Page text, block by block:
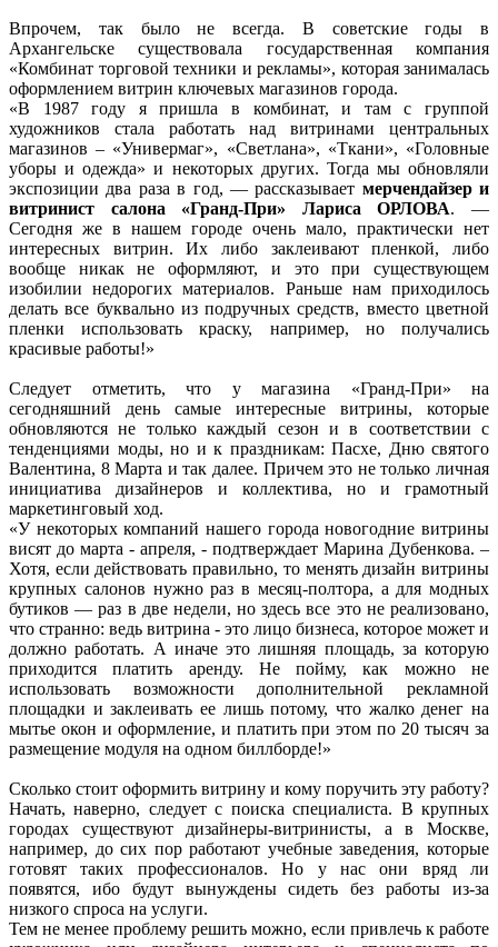
Впрочем, так было не всегда. В советские годы в
Архангельске существовала государственная компания
«Комбинат торговой техники и рекламы», которая занималась
оформлением витрин ключевых магазинов города.
«В 1987 году я пришла в комбинат, и там с группой
художников стала работать над витринами центральных
магазинов – «Универмаг», «Светлана», «Ткани», «Головные
уборы и одежда» и некоторых других. Тогда мы обновляли
экспозиции два раза в год, — рассказывает мерчендайзер и
витринист салона «Гранд-При» Лариса ОРЛОВА. —
Сегодня же в нашем городе очень мало, практически нет
интересных витрин. Их либо заклеивают пленкой, либо
вообще никак не оформляют, и это при существующем
изобилии недорогих материалов. Раньше нам приходилось
делать все буквально из подручных средств, вместо цветной
пленки использовать краску, например, но получались
красивые работы!»
Следует отметить, что у магазина «Гранд-При» на
сегодняшний день самые интересные витрины, которые
обновляются не только каждый сезон и в соответствии с
тенденциями моды, но и к праздникам: Пасхе, Дню святого
Валентина, 8 Марта и так далее. Причем это не только личная
инициатива дизайнеров и коллектива, но и грамотный
маркетинговый ход.
«У некоторых компаний нашего города новогодние витрины
висят до марта - апреля, - подтверждает Марина Дубенкова. –
Хотя, если действовать правильно, то менять дизайн витрины
крупных салонов нужно раз в месяц-полтора, а для модных
бутиков — раз в две недели, но здесь все это не реализовано,
что странно: ведь витрина - это лицо бизнеса, которое может и
должно работать. А иначе это лишняя площадь, за которую
приходится платить аренду. Не пойму, как можно не
использовать возможности дополнительной рекламной
площадки и заклеивать ее лишь потому, что жалко денег на
мытье окон и оформление, и платить при этом по 20 тысяч за
размещение модуля на одном биллборде!»
Сколько стоит оформить витрину и кому поручить эту работу?
Начать, наверно, следует с поиска специалиста. В крупных
городах существуют дизайнеры-витринисты, а в Москве,
например, до сих пор работают учебные заведения, которые
готовят таких профессионалов. Но у нас они вряд ли
появятся, ибо будут вынуждены сидеть без работы из-за
низкого спроса на услуги.
Тем не менее проблему решить можно, если привлечь к работе